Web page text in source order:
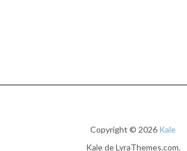
Copyright © 2026 Kale
Kalede LyraThemes.com.